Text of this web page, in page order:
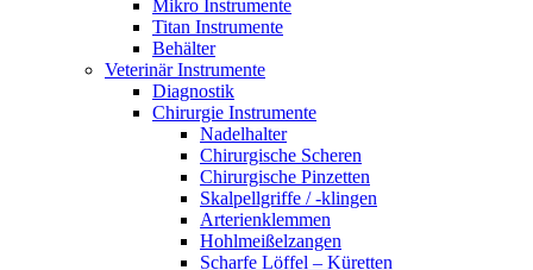
Mikro Instrumente
Titan Instrumente
Behälter
Veterinär Instrumente
Diagnostik
Chirurgie Instrumente
Nadelhalter
Chirurgische Scheren
Chirurgische Pinzetten
Skalpellgriffe / -klingen
Arterienklemmen
Hohlmeißelzangen
Scharfe Löffel – Küretten